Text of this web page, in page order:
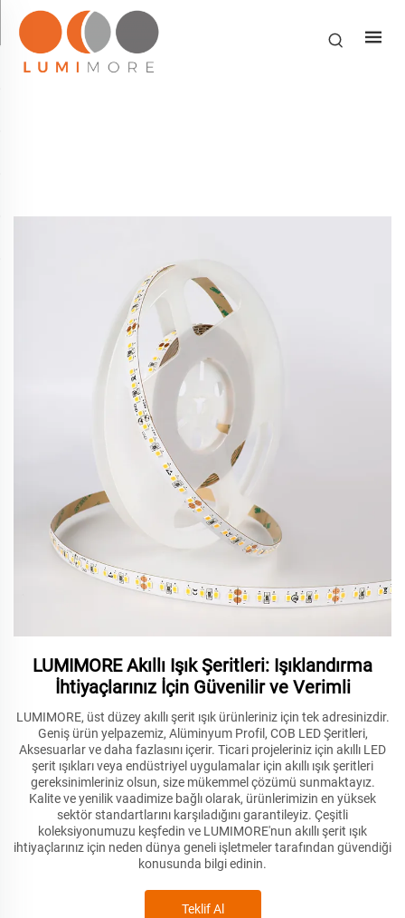
LUMIMORE Akıllı Işık Şeritleri: Işıklandırma
İhtiyaçlarınız İçin Güvenilir ve Verimli
LUMIMORE, üst düzey akıllı şerit ışık ürünleriniz için tek adresinizdir.
Geniş ürün yelpazemiz, Alüminyum Profil, COB LED Şeritleri,
Aksesuarlar ve daha fazlasını içerir. Ticari projeleriniz için akıllı LED
şerit ışıkları veya endüstriyel uygulamalar için akıllı ışık şeritleri
gereksinimleriniz olsun, size mükemmel çözümü sunmaktayız.
Kalite ve yenilik vaadimize bağlı olarak, ürünlerimizin en yüksek
sektör standartlarını karşıladığını garantileyiz. Çeşitli
koleksiyonumuzu keşfedin ve LUMIMORE'nun akıllı şerit ışık
ihtiyaçlarınız için neden dünya geneli işletmeler tarafından güvendiği
konusunda bilgi edinin.
Teklif Al